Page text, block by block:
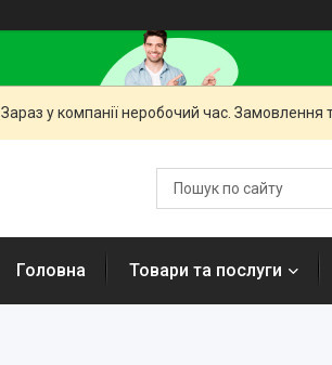
Зараз у компанії неробочий час. Замовлення
Головна Товари та послуги